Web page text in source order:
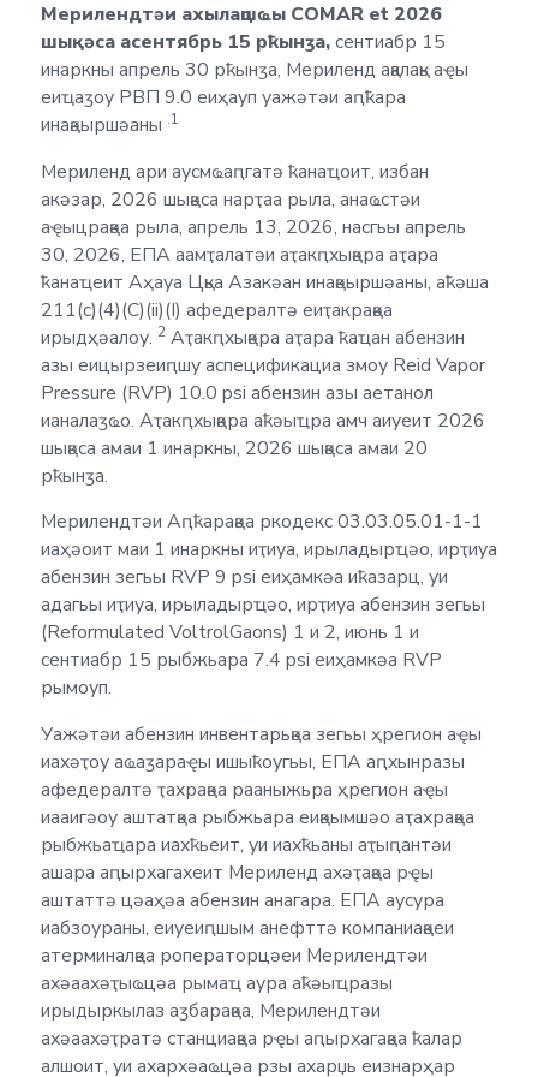
Мерилендтәи ахылаԥшҩы COMAR et 2026
шықәса асентябрь 15 рҟынӡа,сентиабр 15
инаркны апрель 30 рҟынӡа, Мериленд ақалақь аҿы
еиҵаӡоу РВП 9.0 еиҳауп уажәтәи аԥҟара
инақәыршәаны .1
Мериленд ари аусмҩаԥгатә ҟанаҵоит, избан
акәзар, 2026 шықәса нарҭаа рыла, анаҩстәи
аҿыцрақәа рыла, апрель 13, 2026, насгьы апрель
30, 2026, ЕПА аамҭалатәи аҭакԥхықәра аҭара
ҟанаҵеит Аҳауа Цқьа Азакәан инақәыршәаны, аҟәша
211(c)(4)(C)(ii)(I) афедералтә еиҭакрақәа
ирыдҳәалоу. 2Аҭакԥхықәра аҭара ҟаҵан абензин
азы еицырзеиԥшу аспецификациа змоу Reid Vapor
Pressure (RVP) 10.0 psi абензин азы аетанол
ианалаӡҩо. Аҭакԥхықәра аҟәыҵра амч аиуеит 2026
шықәса амаи 1 инаркны, 2026 шықәса амаи 20
рҟынӡа.
Мерилендтәи Аԥҟарақәа ркодекс 03.03.05.01-1-1
иаҳәоит маи 1 инаркны иҭиуа, ирыладырҵәо, ирҭиуа
абензин зегьы RVP 9 psi еиҳамкәа иҟазарц, уи
адагьы иҭиуа, ирыладырҵәо, ирҭиуа абензин зегьы
(Reformulated VoltrolGaons) 1 и 2, июнь 1 и
сентиабр 15 рыбжьара 7.4 psi еиҳамкәа RVP
рымоуп.
Уажәтәи абензин инвентарьқәа зегьы ҳрегион аҿы
иахәҭоу аҩаӡараҿы ишыҟоугьы, ЕПА аԥхынразы
афедералтә ҭахрақәа рааныжьра ҳрегион аҿы
иааигәоу аштатқәа рыбжьара еиқәымшәо аҭахрақәа
рыбжьаҵара иахҟьеит, уи иахҟьаны аҭыԥантәи
ашара аԥырхагахеит Мериленд ахәҭақәа рҿы
аштаттә цәаҳәа абензин анагара. ЕПА аусура
иабзоураны, еиуеиԥшым анефттә компаниақәеи
атерминалқәа роператорцәеи Мерилендтәи
ахәаахәҭыҩцәа рымаҵ аура аҟәыҵразы
ирыдыркылаз аӡбарақәа, Мерилендтәи
ахәаахәҭратә станциақәа рҿы аԥырхагақәа ҟалар
алшоит, уи ахархәаҩцәа рзы ахарџь еизнарҳар